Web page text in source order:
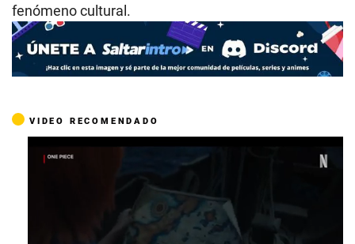
fenómeno cultural.
VIDEO RECOMENDADO